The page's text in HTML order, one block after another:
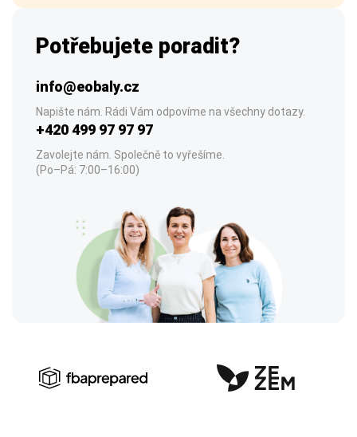
Potřebujete poradit?
info@eobaly.cz
Napište nám. Rádi Vám odpovíme na všechny dotazy.
+420 499 97 97 97
Zavolejte nám. Společně to vyřešíme.
(Po–Pá: 7:00–16:00)